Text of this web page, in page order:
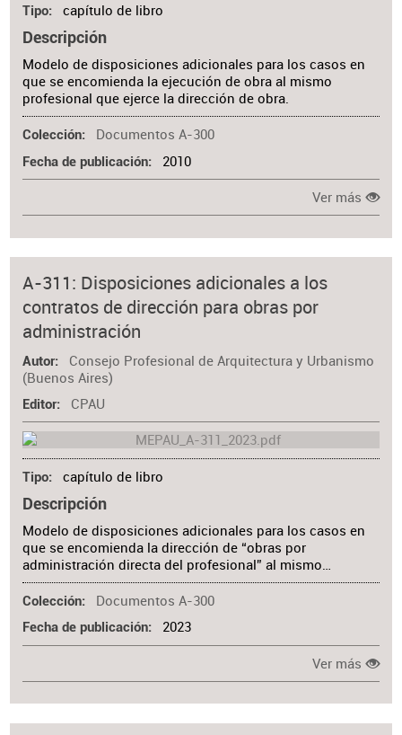
Tipo capítulo de libro
Descripción
Modelo de disposiciones adicionales para los casos en
que se encomienda la ejecución de obra al mismo
profesional que ejerce la dirección de obra.
Colección Documentos A-300
Fecha de publicación 2010
Ver más
A-311: Disposiciones adicionales a los
contratos de dirección para obras por
administración
Autor
Consejo Profesional de Arquitectura y Urbanismo
(Buenos Aires)
Editor CPAU
Tipo capítulo de libro
Descripción
Modelo de disposiciones adicionales para los casos en
que se encomienda la dirección de “obras por
administración directa del profesional” al mismo…
Colección Documentos A-300
Fecha de publicación 2023
Ver más